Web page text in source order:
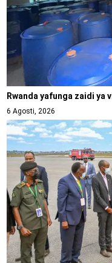
Rwanda yafunga zaidi ya
6 Agosti, 2026